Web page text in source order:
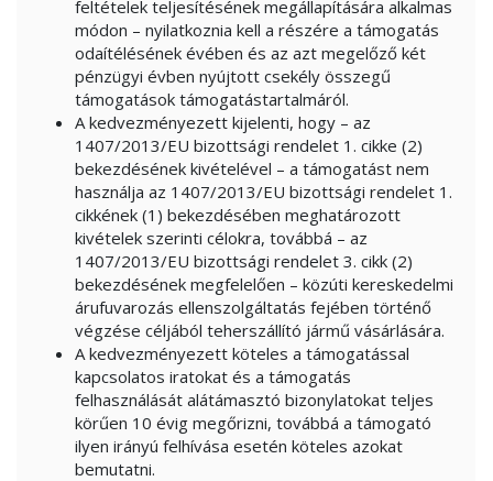
feltételek teljesítésének megállapítására alkalmas
módon – nyilatkoznia kell a részére a támogatás
odaítélésének évében és az azt megelőző két
pénzügyi évben nyújtott csekély összegű
támogatások támogatástartalmáról.
A kedvezményezett kijelenti, hogy – az
1407/2013/EU bizottsági rendelet 1. cikke (2)
bekezdésének kivételével – a támogatást nem
használja az 1407/2013/EU bizottsági rendelet 1.
cikkének (1) bekezdésében meghatározott
kivételek szerinti célokra, továbbá – az
1407/2013/EU bizottsági rendelet 3. cikk (2)
bekezdésének megfelelően – közúti kereskedelmi
árufuvarozás ellenszolgáltatás fejében történő
végzése céljából teherszállító jármű vásárlására.
A kedvezményezett köteles a támogatással
kapcsolatos iratokat és a támogatás
felhasználását alátámasztó bizonylatokat teljes
körűen 10 évig megőrizni, továbbá a támogató
ilyen irányú felhívása esetén köteles azokat
bemutatni.